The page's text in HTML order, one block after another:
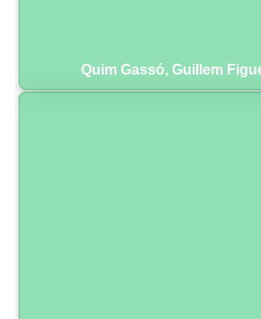
Quim Gassó, Guillem